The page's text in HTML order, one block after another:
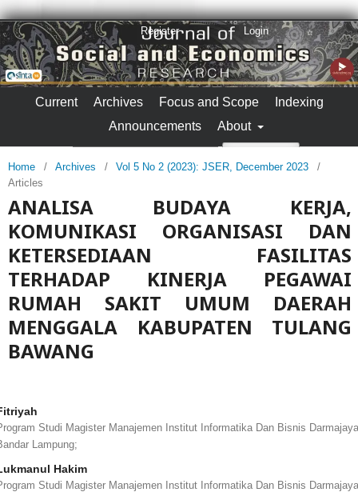
Current Archives Focus and Scope
Indexing
Announcements
About
Register Login
Home / Archives / Vol 5 No 2 (2023): JSER, December 2023
/
Articles
ANALISA BUDAYA KERJA,
KOMUNIKASI ORGANISASI DAN
KETERSEDIAAN FASILITAS
TERHADAP KINERJA PEGAWAI
RUMAH SAKIT UMUM DAERAH
MENGGALA KABUPATEN TULANG
BAWANG
Studi Magister Manajemen Institut Informatika Dan Bisnis
Lampung;
Hakim
Studi Magister Manajemen Institut Informatika Dan Bisnis